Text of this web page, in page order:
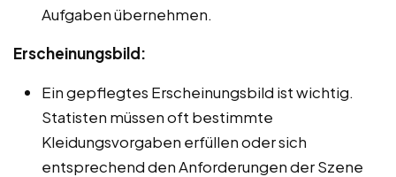
Aufgaben übernehmen.
Erscheinungsbild:
Ein gepflegtes Erscheinungsbild ist wichtig.
Statisten müssen oft bestimmte
Kleidungsvorgaben erfüllen oder sich
entsprechend den Anforderungen der Szene